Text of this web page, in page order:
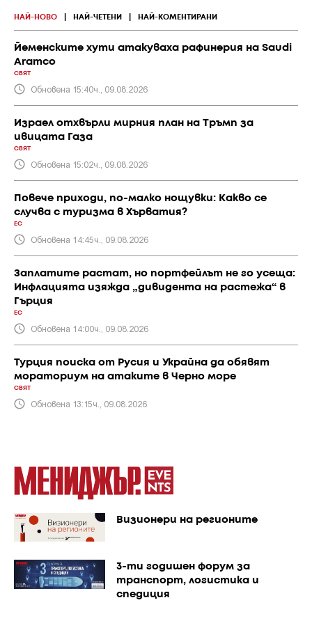
НАЙ-НОВО НАЙ-ЧЕТЕНИ НАЙ-КОМЕНТИРАНИ
Йеменските хути атакуваха рафинерия на Saudi
Aramco
СВЯТ
Обновена 15:40ч., 09.08.2026
Израел отхвърли мирния план на Тръмп за
ивицата Газа
СВЯТ
Обновена 15:02ч., 09.08.2026
Повече приходи, по-малко нощувки: Какво се
случва с туризма в Хърватия?
ЕС
Обновена 14:45ч., 09.08.2026
Заплатите растат, но портфейлът не го усеща:
Инфлацията изяжда „дивидента на растежа“ в
Гърция
ЕС
Обновена 14:00ч., 09.08.2026
Турция поиска от Русия и Украйна да обявят
мораториум на атаките в Черно море
СВЯТ
Обновена 13:15ч., 09.08.2026
Визионери на регионите
3-ти годишен форум за
транспорт, логистика и
спедиция